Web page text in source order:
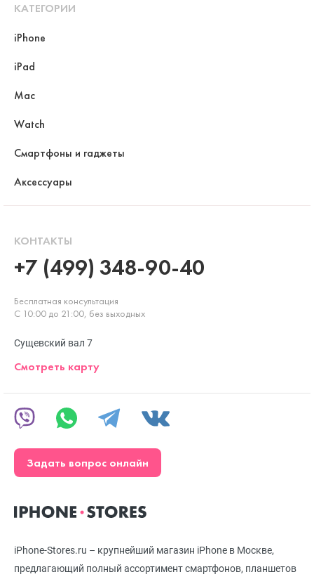
iPhone-Stores.ru – крупнейший магазин iPhone в Москве,
предлагающий полный ассортимент смартфонов, планшетов
КАТЕГОРИИ
iPhone
iPad
Mac
Watch
Смартфоны и гаджеты
Аксессуары
КОНТАКТЫ
+7 (499) 348-90-40
Бесплатная консультация
С 10:00 до 21:00, без выходных
Сущевский вал 7
Смотреть карту
Задать вопрос онлайн